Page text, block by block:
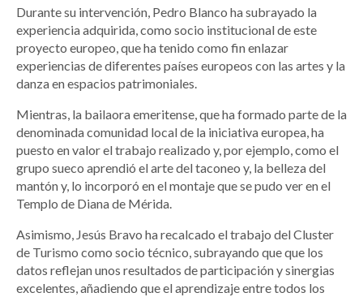
Durante su intervención, Pedro Blanco ha subrayado la
experiencia adquirida, como socio institucional de este
proyecto europeo, que ha tenido como fin enlazar
experiencias de diferentes países europeos con las artes y la
danza en espacios patrimoniales.
Mientras, la bailaora emeritense, que ha formado parte de la
denominada comunidad local de la iniciativa europea, ha
puesto en valor el trabajo realizado y, por ejemplo, como el
grupo sueco aprendió el arte del taconeo y, la belleza del
mantón y, lo incorporó en el montaje que se pudo ver en el
Templo de Diana de Mérida.
Asimismo, Jesús Bravo ha recalcado el trabajo del Cluster
de Turismo como socio técnico, subrayando que que los
datos reflejan unos resultados de participación y sinergias
excelentes, añadiendo que el aprendizaje entre todos los